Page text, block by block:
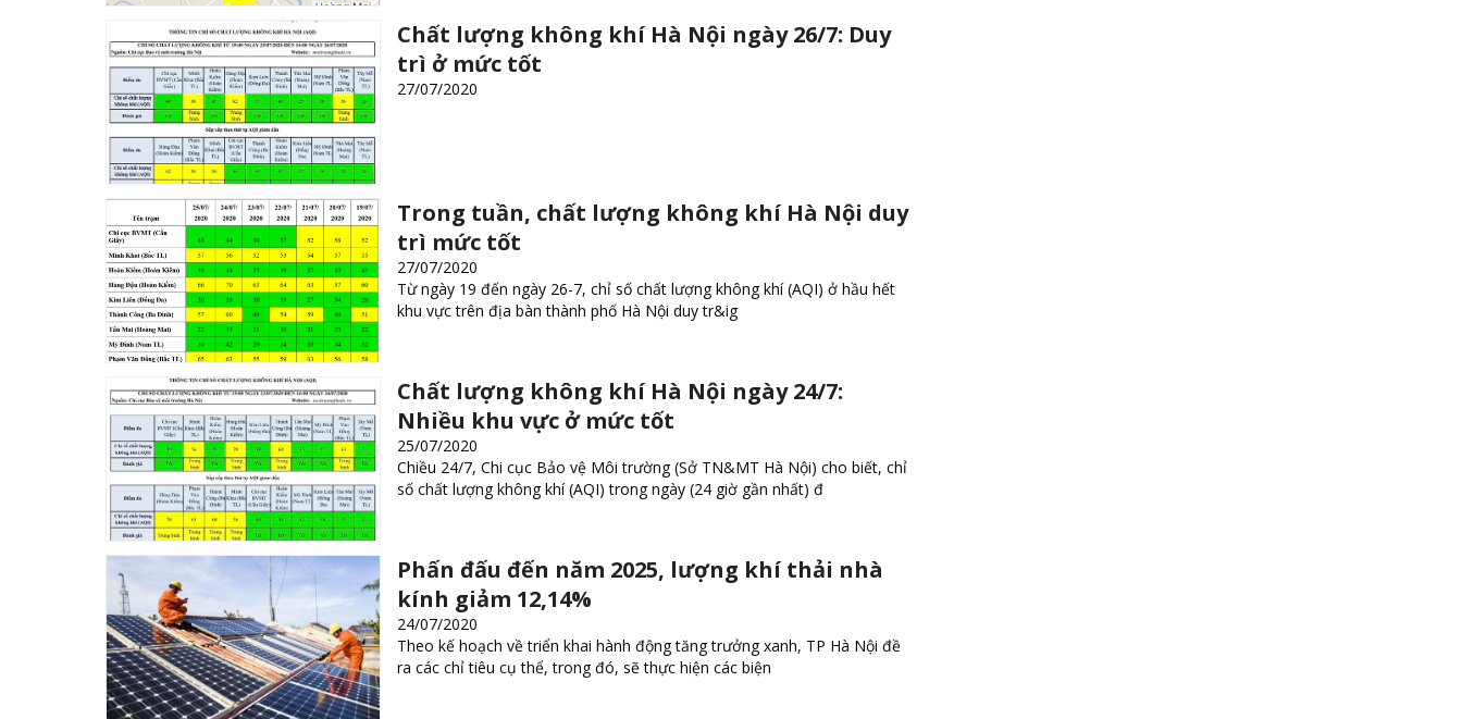
Chất lượng không khí Hà Nội ngày 26/7: Duy
trì ở mức tốt
27/07/2020
Trong tuần, chất lượng không khí Hà Nội duy
trì mức tốt
27/07/2020
Từ ngày 19 đến ngày 26-7, chỉ số chất lượng không khí (AQI) ở hầu hết
khu vực trên địa bàn thành phố Hà Nội duy tr&ig
Chất lượng không khí Hà Nội ngày 24/7:
Nhiều khu vực ở mức tốt
25/07/2020
Chiều 24/7, Chi cục Bảo vệ Môi trường (Sở TN&MT Hà Nội) cho biết, chỉ
số chất lượng không khí (AQI) trong ngày (24 giờ gần nhất) đ
Phấn đấu đến năm 2025, lượng khí thải nhà
kính giảm 12,14%
24/07/2020
Theo kế hoạch về triển khai hành động tăng trưởng xanh, TP Hà Nội đề
ra các chỉ tiêu cụ thể, trong đó, sẽ thực hiện các biện